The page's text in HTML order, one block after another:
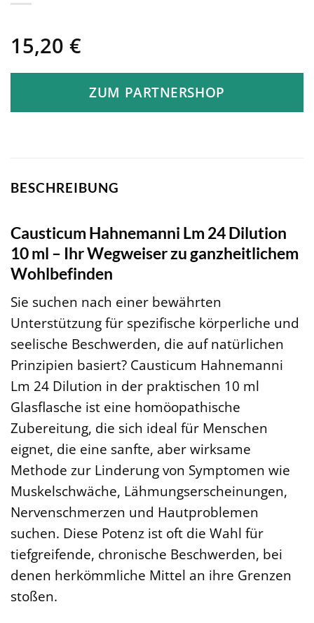
15,20 €
ZUM PARTNERSHOP
BESCHREIBUNG
Causticum Hahnemanni Lm 24 Dilution
10 ml – Ihr Wegweiser zu ganzheitlichem
Wohlbefinden
Sie suchen nach einer bewährten
Unterstützung für spezifische körperliche und
seelische Beschwerden, die auf natürlichen
Prinzipien basiert? Causticum Hahnemanni
Lm 24 Dilution in der praktischen 10 ml
Glasflasche ist eine homöopathische
Zubereitung, die sich ideal für Menschen
eignet, die eine sanfte, aber wirksame
Methode zur Linderung von Symptomen wie
Muskelschwäche, Lähmungserscheinungen,
Nervenschmerzen und Hautproblemen
suchen. Diese Potenz ist oft die Wahl für
tiefgreifende, chronische Beschwerden, bei
denen herkömmliche Mittel an ihre Grenzen
stoßen.